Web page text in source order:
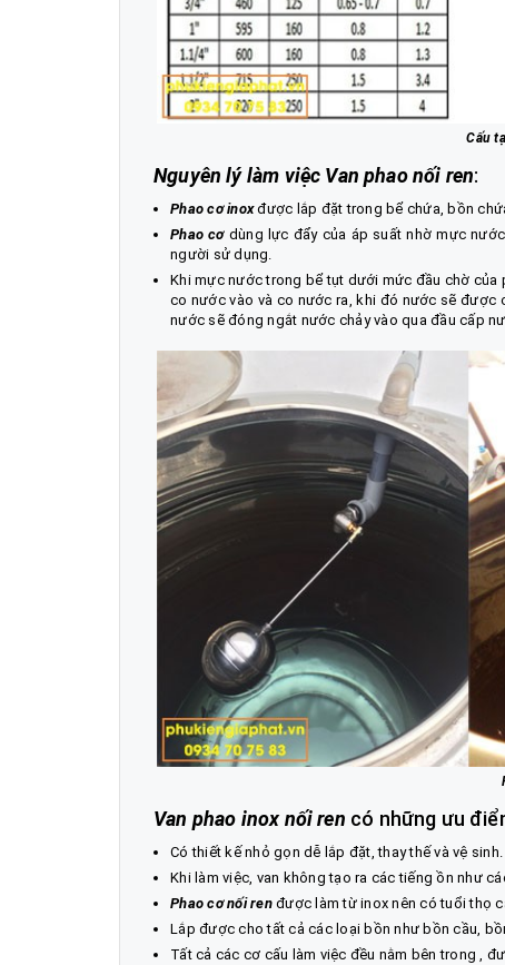
Cấu
Nguyên lý làm việc Van phao nối ren:
Phao cơ inoxđược lắp đặt trong bể chứa, bồn
Phao cơdùng lực đẩy của áp suất nhờ mực
người sử dụng.
Khi mực nước trong bể tụt dưới mức đầu chờ
co nước vào và co nước ra, khi đó nước sẽ được
nước sẽ đóng ngắt nước chảy vào qua đầu cấp
Van phao inox nối ren có những ưu
Có thiết kế nhỏ gọn dễ lắp đặt, thay thế và vệ sinh.
Khi làm việc, van không tạo ra các tiếng ồn như
Phao cơ nối renđược làm từ inox nên có tuổi thọ
Lắp được cho tất cả các loại bồn như bồn cầu,
Tất cả các cơ cấu làm việc đều nằm bên trong ,